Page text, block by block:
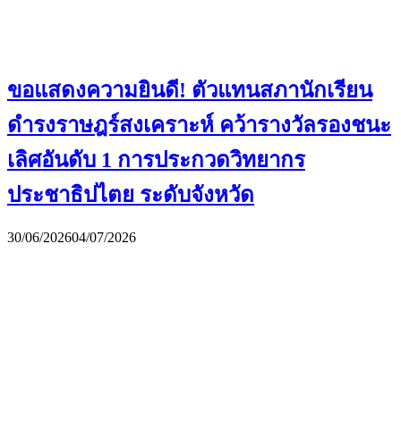
ขอแสดงความยินดี! ตัวแทนสภานักเรียน
ดำรงราษฎร์สงเคราะห์ คว้ารางวัลรองชนะ
เลิศอันดับ 1 การประกวดวิทยากร
ประชาธิปไตย ระดับจังหวัด
30/06/202604/07/2026